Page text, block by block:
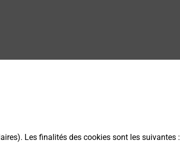
Les finalités des cookies sont les suivantes :